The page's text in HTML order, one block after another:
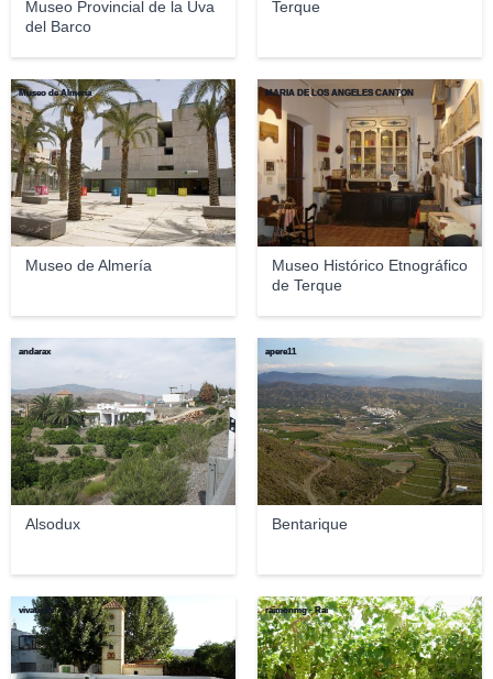
Museo Provincial de la Uva
del Barco
Terque
Museo de Almería
Museo de Almeria
Museo Histórico Etnográfico
de Terque
MARIA DE LOS ANGELES CANTON
Alsodux
andarax
Bentarique
apere11
vivatijola raimonmg - Rai